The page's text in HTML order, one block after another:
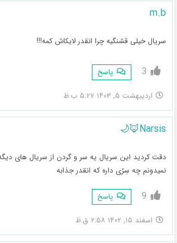
m.b
سریال خیلی قشنگیه چرا انقدر لایکاش کمه!!!
3 پاسخ
اردیبهشت ۵, ۱۴۰۳ ۵:۲۷ ب.ظ
Narsis🦊🌙
دقت کردید این سریال یه سر و گردن از سریال های دیگه
نمیدونم چه سِرّی داره که انقدر جذابه
9 پاسخ
اسفند ۱۵, ۱۴۰۲ ۲:۵۸ ق.ظ